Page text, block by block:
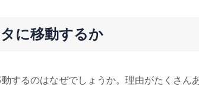
に移動するか
するのはなぜでしょうか。理由がたくさん